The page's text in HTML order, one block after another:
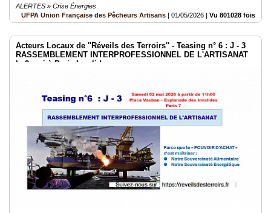
ALERTES » Crise Énergies
UFPA Union Française des Pêcheurs Artisans | 01/05/2026 | Vu 801028 fois
Acteurs Locaux de ''Réveils des Terroirs'' - Teasing n° 6 : J - 3
RASSEMBLEMENT INTERPROFESSIONNEL DE L'ARTISANAT
le 2 mai à Paris Invalides